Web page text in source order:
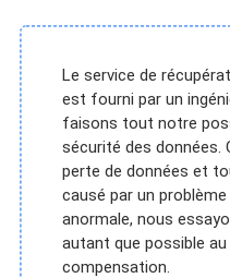
Le service de
est fourni par un
faisons tout notre
sécurité des données.
perte de données et
causé par un
anormale, nous
autant que possible au
compensation.